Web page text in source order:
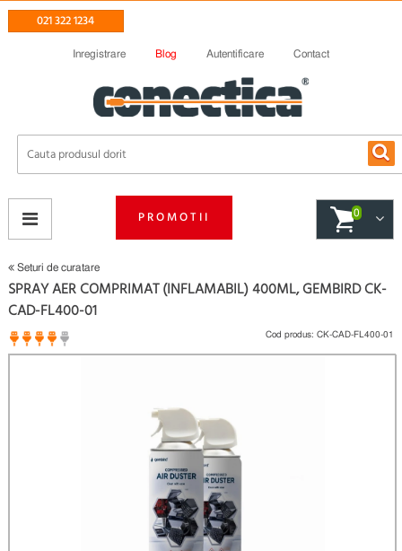
021 322 1234
Inregistrare Blog Autentificare Contact
PROMOTII 0
Seturi de curatare
SPRAY AER COMPRIMAT (INFLAMABIL) 400ML, GEMBIRD CK-
CAD-FL400-01
3 opinii
Cod produs: CK-CAD-FL400-01